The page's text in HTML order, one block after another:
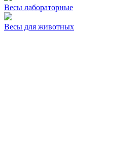
Весы лабораторные
Весы для животных